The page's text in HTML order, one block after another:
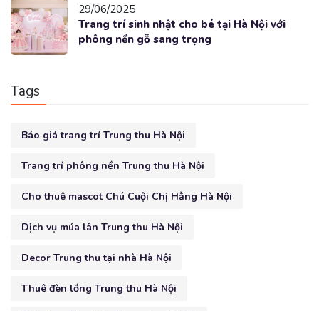
29/06/2025
Trang trí sinh nhật cho bé tại Hà Nội với
phông nền gỗ sang trọng
Tags
Báo giá trang trí Trung thu Hà Nội
Trang trí phông nền Trung thu Hà Nội
Cho thuê mascot Chú Cuội Chị Hằng Hà Nội
Dịch vụ múa lân Trung thu Hà Nội
Decor Trung thu tại nhà Hà Nội
Thuê đèn lồng Trung thu Hà Nội